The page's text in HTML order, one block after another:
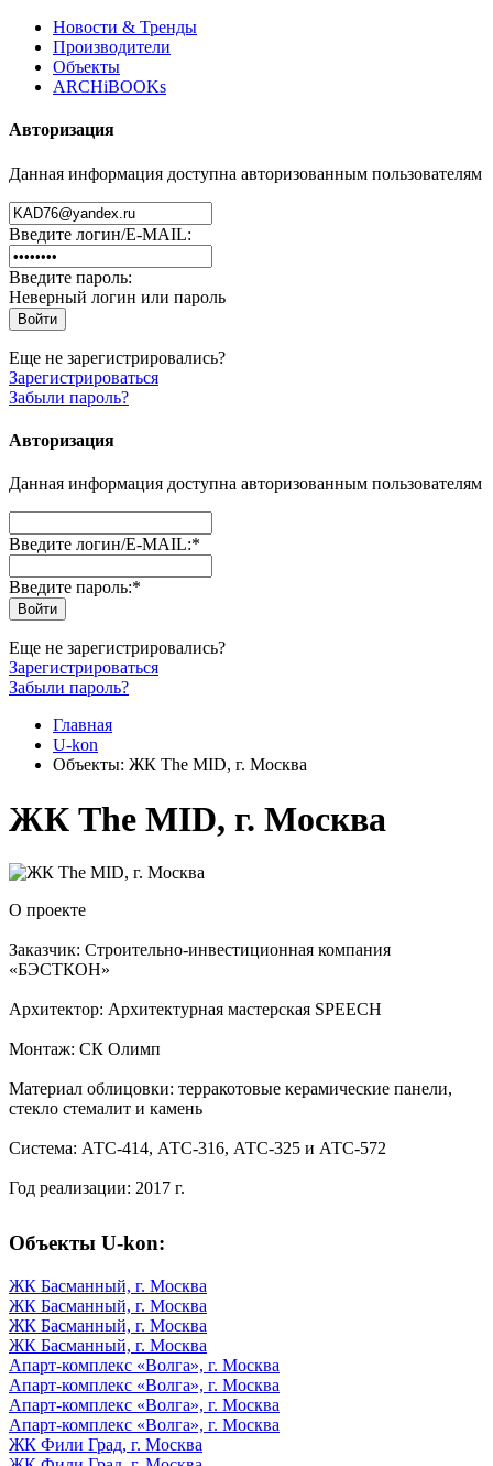
Новости & Тренды
Производители
Объекты
ARCHiBOOKs
Авторизация
Данная информация доступна авторизованным пользователям
Введите логин/E-MAIL:
Введите пароль:
Неверный логин или пароль
Еще не зарегистрировались?
Зарегистрироваться
Забыли пароль?
Авторизация
Данная информация доступна авторизованным пользователям
Введите логин/E-MAIL:*
Введите пароль:*
Еще не зарегистрировались?
Зарегистрироваться
Забыли пароль?
Главная
U-kon
Объекты: ЖК The MID, г. Москва
ЖК The MID, г. Москва
О проекте
Заказчик: Строительно-инвестиционная компания
«БЭСТКОН»
Архитектор: Архитектурная мастерская SPEECH
Монтаж: СК Олимп
Материал облицовки: терракотовые керамические панели,
стекло стемалит и камень
Система: АТС-414, АТС-316, АТС-325 и АТС-572
Год реализации: 2017 г.
Объекты U-kon:
ЖК Басманный, г. Москва
ЖК Басманный, г. Москва
ЖК Басманный, г. Москва
ЖК Басманный, г. Москва
Апарт-комплекс «Волга», г. Москва
Апарт-комплекс «Волга», г. Москва
Апарт-комплекс «Волга», г. Москва
Апарт-комплекс «Волга», г. Москва
ЖК Фили Град, г. Москва